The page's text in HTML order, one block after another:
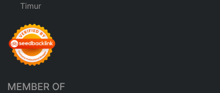
Timur
MEMBER OF